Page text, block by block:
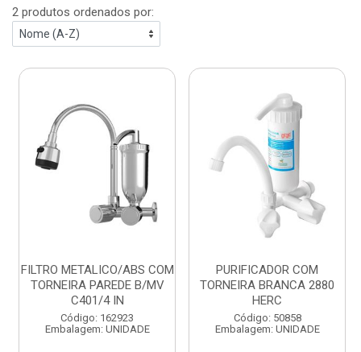
2 produtos ordenados por:
FILTRO METALICO/ABS COM
TORNEIRA PAREDE B/MV
C401/4 IN
Código: 162923
Embalagem: UNIDADE
PURIFICADOR COM
TORNEIRA BRANCA 2880
HERC
Código: 50858
Embalagem: UNIDADE